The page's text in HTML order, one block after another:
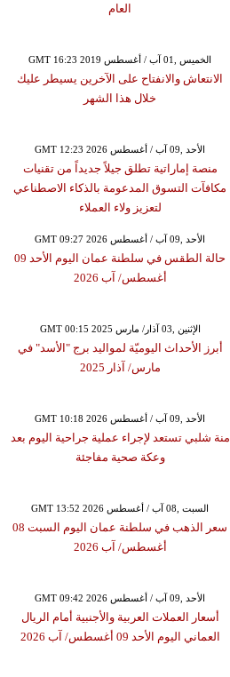
العام
GMT 16:23 2019 الخميس ,01 آب / أغسطس
الانتعاش والانفتاح على الآخرين يسيطر عليك
خلال هذا الشهر
GMT 12:23 2026 الأحد ,09 آب / أغسطس
منصة إماراتية تطلق جيلاً جديداً من تقنيات
مكافآت التسوق المدعومة بالذكاء الاصطناعي
لتعزيز ولاء العملاء
GMT 09:27 2026 الأحد ,09 آب / أغسطس
حالة الطقس في سلطنة عمان اليوم الأحد 09
أغسطس/ آب 2026
GMT 00:15 2025 الإثنين ,03 آذار/ مارس
أبرز الأحداث اليوميّة لمواليد برج "الأسد" في
مارس/ آذار 2025
GMT 10:18 2026 الأحد ,09 آب / أغسطس
منة شلبي تستعد لإجراء عملية جراحية اليوم بعد
وعكة صحية مفاجئة
GMT 13:52 2026 السبت ,08 آب / أغسطس
سعر الذهب في سلطنة عمان اليوم السبت 08
أغسطس/ آب 2026
GMT 09:42 2026 الأحد ,09 آب / أغسطس
أسعار العملات العربية والأجنبية أمام الريال
العماني اليوم الأحد 09 أغسطس/ آب 2026